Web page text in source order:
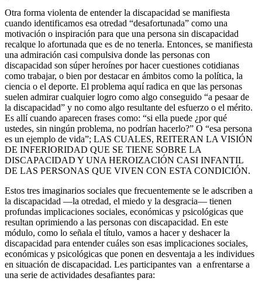
Otra forma violenta de entender la discapacidad se manifiesta
cuando identificamos esa otredad “desafortunada” como una
motivación o inspiración para que una persona sin discapacidad
recalque lo afortunada que es de no tenerla. Entonces, se manifiesta
una admiración casi compulsiva donde las personas con
discapacidad son súper heroínes por hacer cuestiones cotidianas
como trabajar, o bien por destacar en ámbitos como la política, la
ciencia o el deporte. El problema aquí radica en que las personas
suelen admirar cualquier logro como algo conseguido “a pesaar de
la discapacidad” y no como algo resultante del esfuerzo o el mérito.
Es allí cuando aparecen frases como: “si ella puede ¿por qué
ustedes, sin ningún problema, no podrían hacerlo?” O “esa persona
es un ejemplo de vida”; LAS CUALES, REITERAN LA VISIÓN
DE INFERIORIDAD QUE SE TIENE SOBRE LA
DISCAPACIDAD Y UNA HEROIZACIÓN CASI INFANTIL
DE LAS PERSONAS QUE VIVEN CON ESTA CONDICIÓN.
Estos tres imaginarios sociales que frecuentemente se le adscriben a
la discapacidad —la otredad, el miedo y la desgracia— tienen
profundas implicaciones sociales, económicas y psicológicas que
resultan oprimiendo a las personas con discapacidad. En este
módulo, como lo señala el título, vamos a hacer y deshacer la
discapacidad para entender cuáles son esas implicaciones sociales,
económicas y psicológicas que ponen en desventaja a les individues
en situación de discapacidad. Les participantes van a enfrentarse a
una serie de actividades desafiantes para: